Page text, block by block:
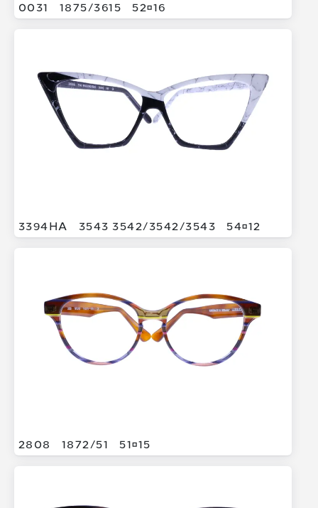
0031 1875/3615 5216
3394HA 3543 3542/3542/3543 5412
2808 1872/51 5115